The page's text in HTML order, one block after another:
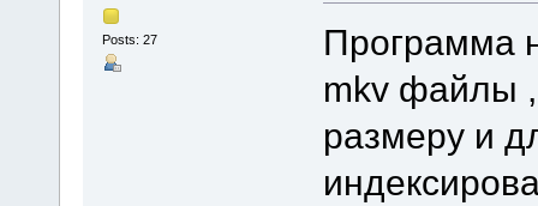
Posts: 27
Программа
mkv файлы
размеру и